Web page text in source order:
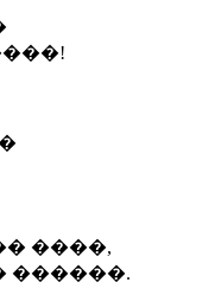
����,
������.